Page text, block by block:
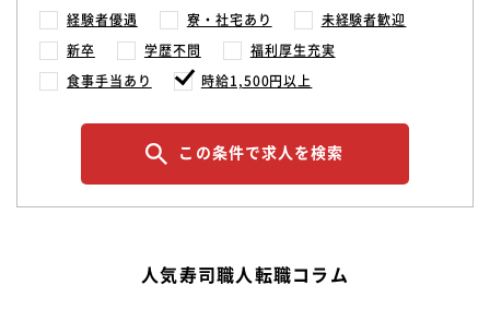
経験者優遇 寮・社宅あり 未経験者歓迎
新卒 学歴不問 福利厚生充実
食事手当あり 時給1,500円以上
この条件で求人を検索
人気寿司職人転職コラム